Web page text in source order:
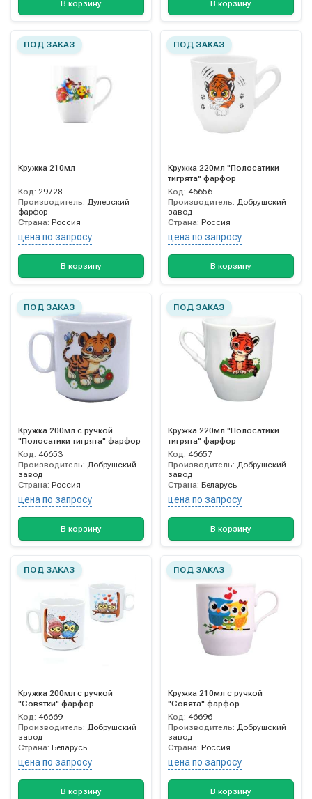
В корзину В корзину
ПОД ЗАКАЗ
Кружка 210мл
Код: 29728
Производитель: Дулевский
фарфор
Страна: Россия
цена по запросу
В корзину
ПОД ЗАКАЗ
Кружка 220мл "Полосатики
тигрята" фарфор
Код: 46656
Производитель: Добрушский
завод
Страна: Россия
цена по запросу
В корзину
ПОД ЗАКАЗ
Кружка 200мл с ручкой
"Полосатики тигрята" фарфор
Код: 46653
Производитель: Добрушский
завод
Страна: Россия
цена по запросу
В корзину
ПОД ЗАКАЗ
Кружка 220мл "Полосатики
тигрята" фарфор
Код: 46657
Производитель: Добрушский
завод
Страна: Беларусь
цена по запросу
В корзину
ПОД ЗАКАЗ
Кружка 200мл с ручкой
"Совятки" фарфор
Код: 46669
Производитель: Добрушский
завод
Страна: Беларусь
цена по запросу
В корзину
ПОД ЗАКАЗ
Кружка 210мл с ручкой
"Совята" фарфор
Код: 46696
Производитель: Добрушский
завод
Страна: Россия
цена по запросу
В корзину